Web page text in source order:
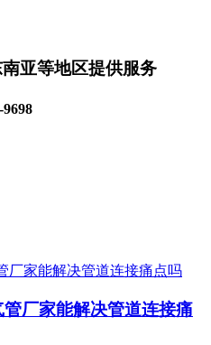
亚等地区提供服务
厂家能解决管道连接痛